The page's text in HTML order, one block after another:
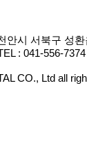
안시 서북구 성
: 041-556-
CO., Ltd all